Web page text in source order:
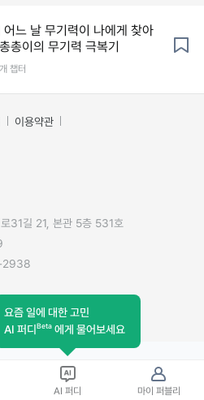
어느 날 무기력이 나에게 찾아
총이의 무기력 극복기
챕터
이용약관
31길 21, 본관 5층 531호
-2938
요즘 일에 대한 고민
AI 퍼디Beta 에게 물어보세요
AI 퍼디 마이 퍼블리